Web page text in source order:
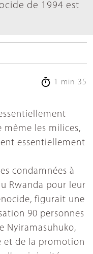
de 1994 est
1 min 35
même les milices,
essentiellement
condamnées à
Rwanda pour leur
figurait une
90 personnes
Nyiramasuhuko,
et de la promotion